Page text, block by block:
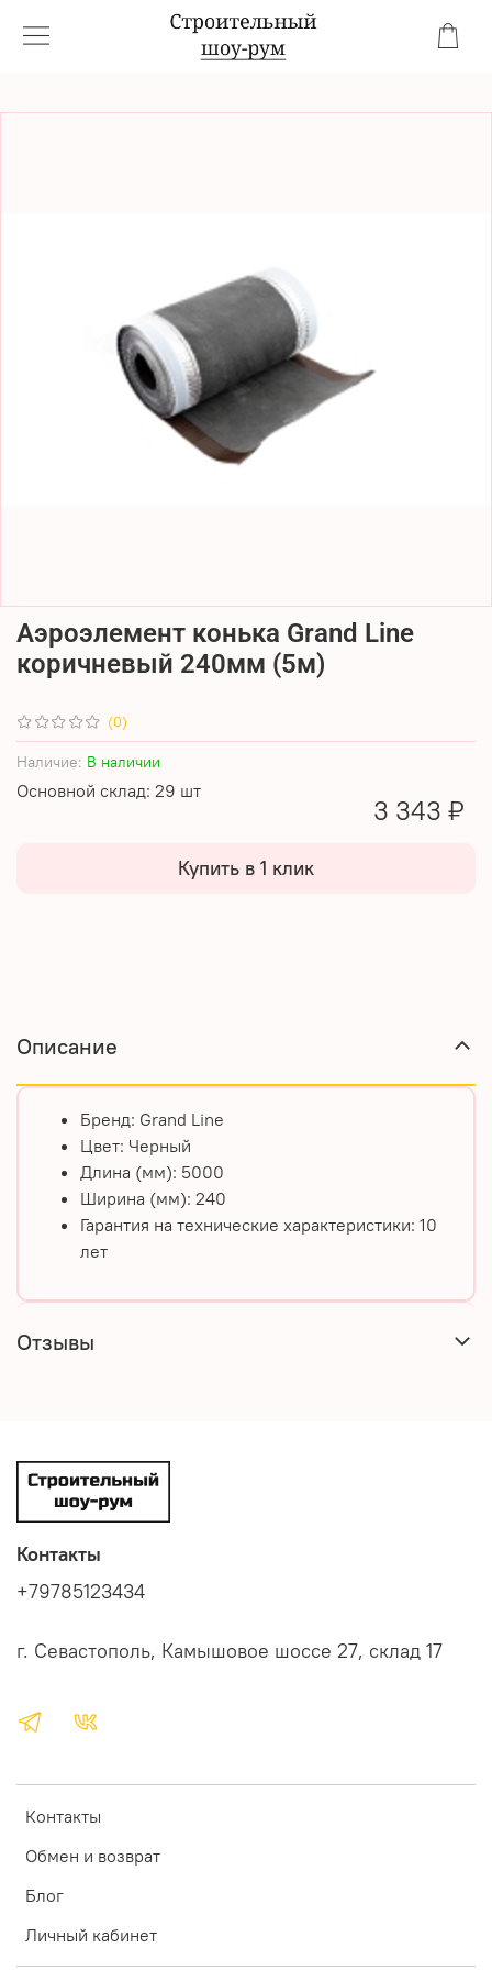
(0)
Наличие: В наличии
Основной склад: 29 шт
Аэроэлемент конька Grand Line
коричневый 240мм (5м)
3 343 ₽
Купить в 1 клик
Описание
Бренд: Grand Line
Цвет: Черный
Длина (мм): 5000
Ширина (мм): 240
Гарантия на технические характеристики: 10
лет
Отзывы
Контакты
Обмен и возврат
Блог
Личный кабинет
Контакты
+79785123434
г. Севастополь, Камышовое шоссе 27, склад 17